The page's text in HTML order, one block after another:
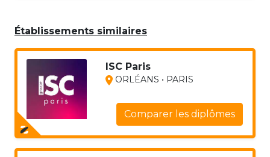
Établissements similaires
ISC Paris
ORLÉANS • PARIS
Comparer les diplômes